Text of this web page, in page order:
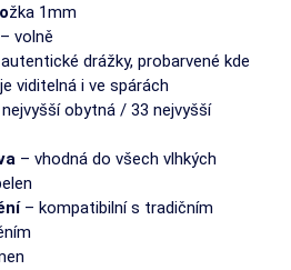
žka 1mm
– volně
drážky, probarvené kde
viditelná i ve spárách
obytná / 33 nejvyšší
– vhodná do všech vlhkých
– kompatibilní s tradičním